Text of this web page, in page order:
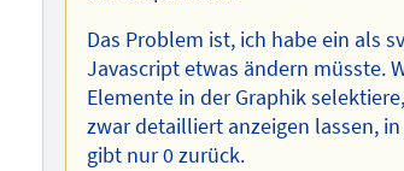
Das Problem ist, ich habe ein als
Javascript etwas ändern müsste.
Elemente in der Graphik
zwar detailliert anzeigen lassen,
gibt nur 0 zurück.